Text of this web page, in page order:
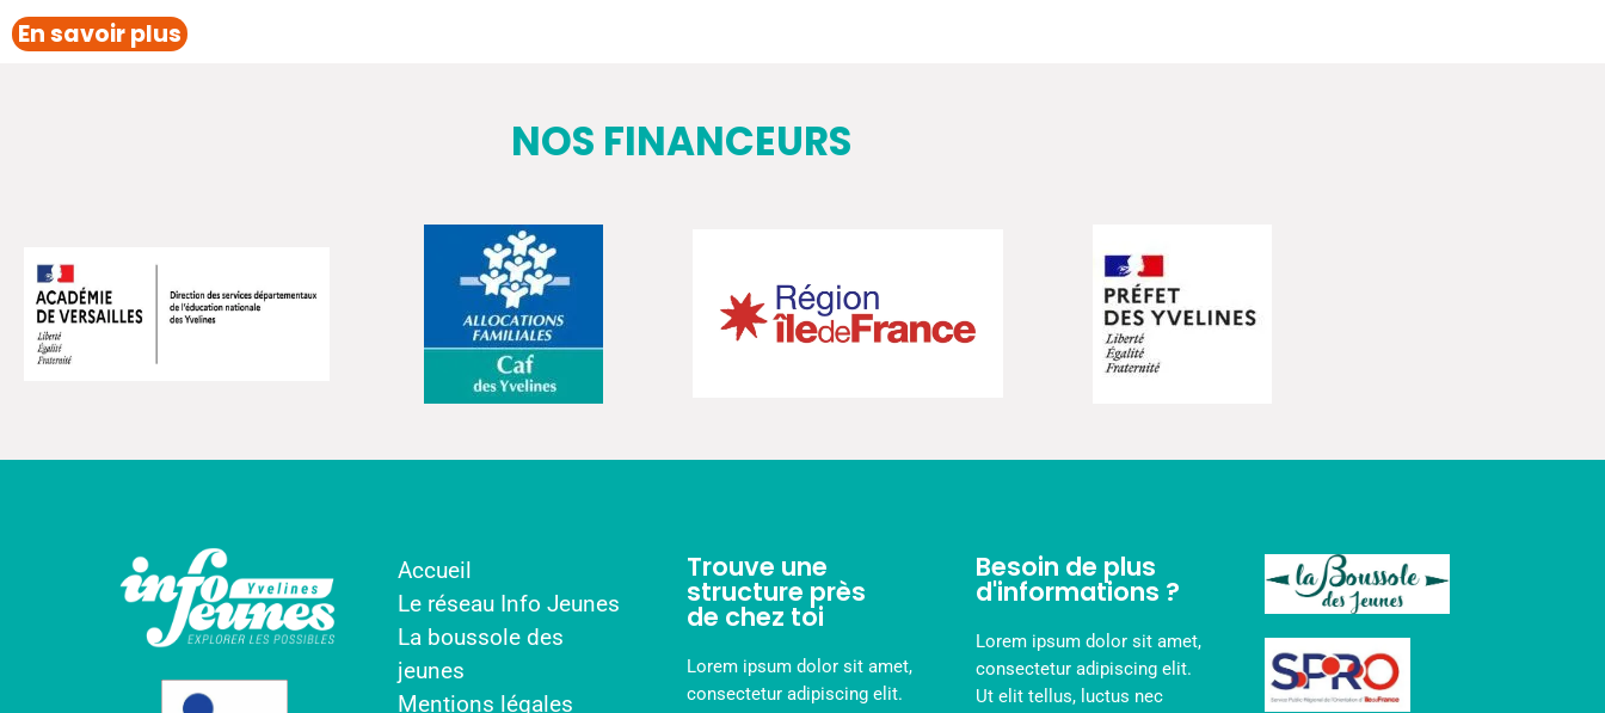
En savoir plus
NOS FINANCEURS
Accueil
Le réseau Info Jeunes
La boussole des
jeunes
Mentions légales
Trouve une
structure près
de chez toi
Lorem ipsum dolor sit amet,
consectetur adipiscing elit.
Besoin de plus
d'informations ?
Lorem ipsum dolor sit amet,
consectetur adipiscing elit.
Ut elit tellus, luctus nec